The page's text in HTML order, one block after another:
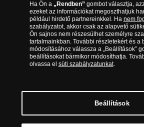
Adatkezelés
Magyar Éremkibocsátó Kft. 1134 Budapest, Váci út
Ha Ön a „Rendben”gombot választja,
ezeket az információkat megoszthatjuk
például hirdető partnereinkkel. Ha nem
szabályzatot, akkor csak az alapvető
Ön sajnos nem részesülhet személyre
tartalmainkban. További részletekért és a
módosításához válassza a „Beállítások”
beállításokat bármikor módosíthatja.
olvassa el süti szabályzatunkat.
Beállítások